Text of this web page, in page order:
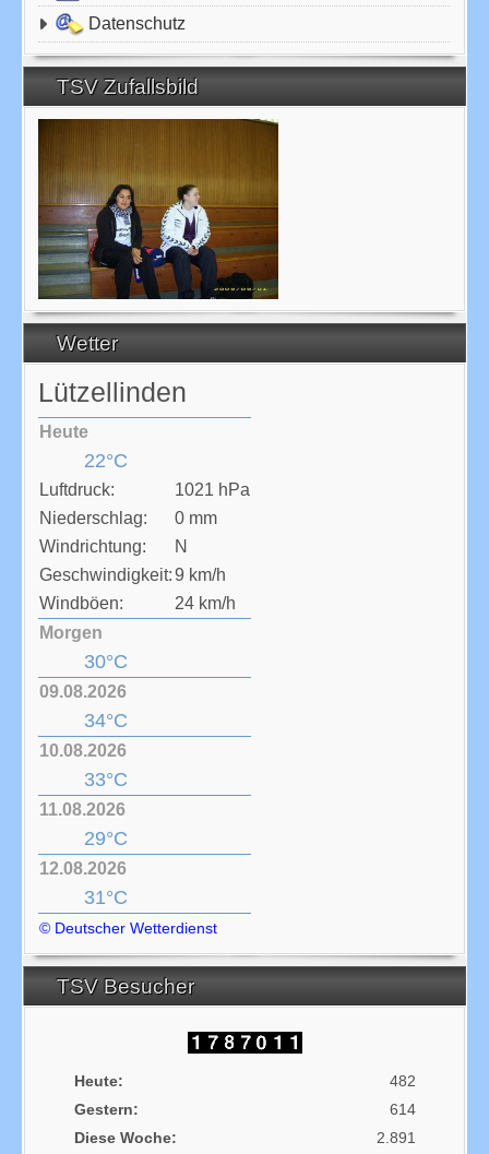
Datenschutz
TSV Zufallsbild
Wetter
Lützellinden
Heute
22°C
Luftdruck:
1021 hPa
Niederschlag:
0 mm
Windrichtung:
N
Geschwindigkeit:9 km/h
Windböen:
24 km/h
Morgen
30°C
09.08.2026
34°C
10.08.2026
33°C
11.08.2026
29°C
12.08.2026
31°C
© Deutscher Wetterdienst
TSV Besucher
Heute:
482
Gestern:
614
Diese Woche:
2.891